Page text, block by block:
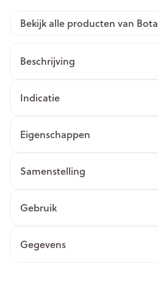
Bekijk alle producten van Bota
Beschrijving
Indicatie
Eigenschappen
Samenstelling
Gebruik
Gegevens